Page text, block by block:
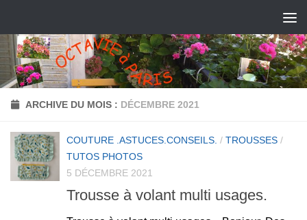
ARCHIVE DU MOIS : DÉCEMBRE 2021
COUTURE .ASTUCES.CONSEILS. / TROUSSES /
TUTOS PHOTOS
5 DÉCEMBRE 2021
Trousse à volant multi usages.